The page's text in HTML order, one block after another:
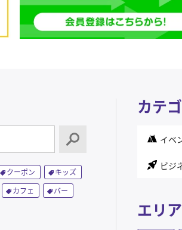
クーポン
キッズ
カフェ
バー
カテ
イベ
ビジ
エリア